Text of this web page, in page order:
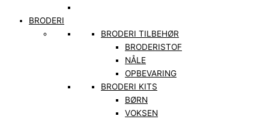
BRODERI
BRODERI TILBEHØR
BRODERISTOF
NÅLE
OPBEVARING
BRODERI KITS
BØRN
VOKSEN